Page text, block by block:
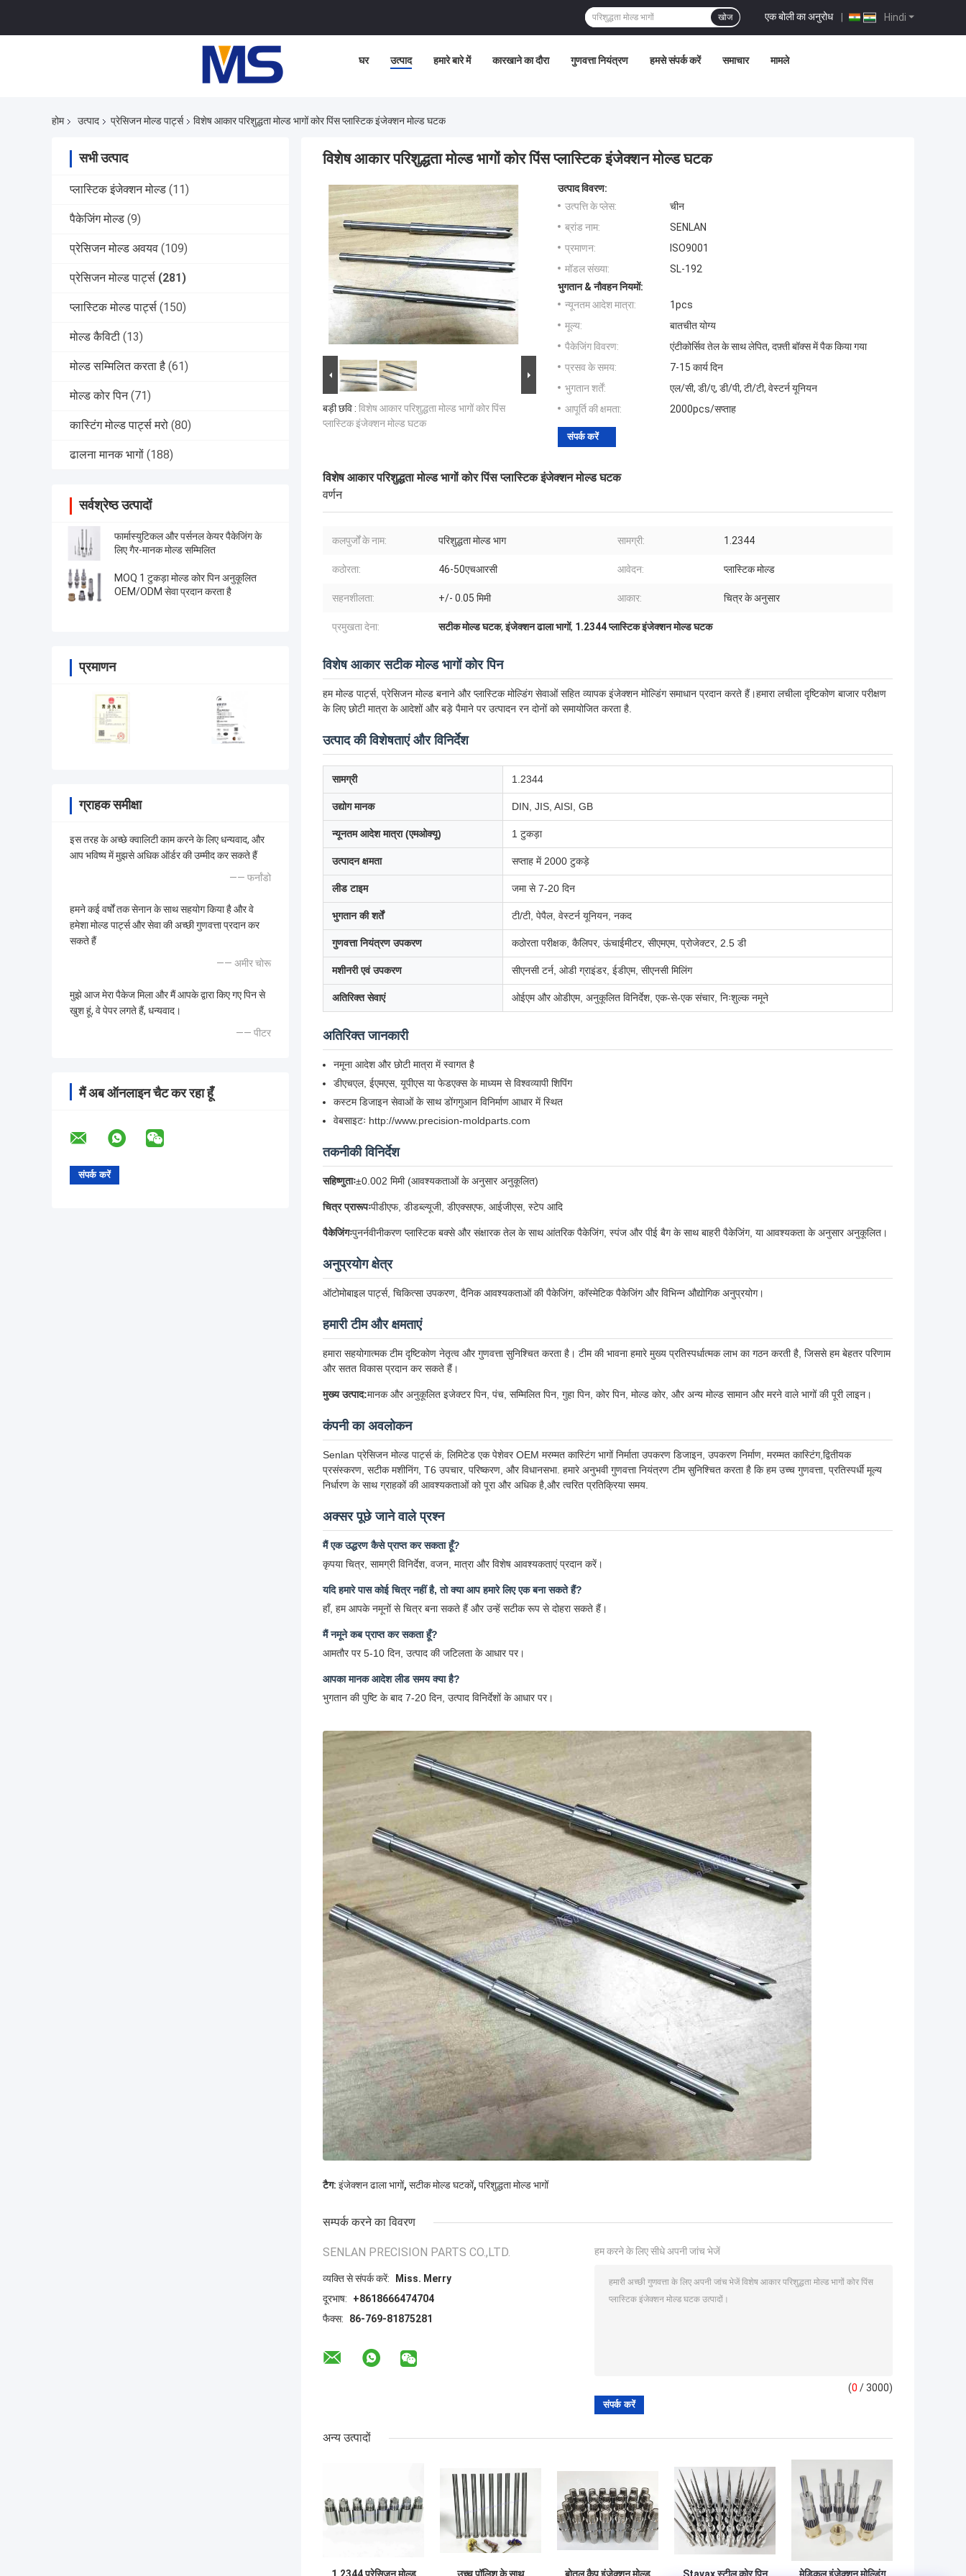
Hindi
एक बोली का अनुरोध |
खोज
घर उत्पाद हमारे बारे में कारखाने का दौरा गुणवत्ता नियंत्रण हमसे संपर्क करें समाचार मामले
होम उत्पाद प्रेसिजन मोल्ड पार्ट्स विशेष आकार परिशुद्धता मोल्ड भागों कोर पिंस प्लास्टिक इंजेक्शन मोल्ड घटक
सभी उत्पाद
प्लास्टिक इंजेक्शन मोल्ड (11)
पैकेजिंग मोल्ड (9)
प्रेसिजन मोल्ड अवयव (109)
प्रेसिजन मोल्ड पार्ट्स (281)
प्लास्टिक मोल्ड पार्ट्स (150)
मोल्ड कैविटी (13)
मोल्ड सम्मिलित करता है (61)
मोल्ड कोर पिन (71)
कास्टिंग मोल्ड पार्ट्स मरो (80)
ढालना मानक भागों (188)
सर्वश्रेष्ठ उत्पादों
फार्मास्युटिकल और पर्सनल केयर पैकेजिंग के
लिए गैर-मानक मोल्ड सम्मिलित
MOQ 1 टुकड़ा मोल्ड कोर पिन अनुकूलित
OEM/ODM सेवा प्रदान करता है
प्रमाणन
ग्राहक समीक्षा
इस तरह के अच्छे क्वालिटी काम करने के लिए धन्यवाद, और
आप भविष्य में मुझसे अधिक ऑर्डर की उम्मीद कर सकते हैं
—— फर्नांडो
हमने कई वर्षों तक सेनान के साथ सहयोग किया है और वे
हमेशा मोल्ड पार्ट्स और सेवा की अच्छी गुणवत्ता प्रदान कर
सकते हैं
—— अमीर चोरू
मुझे आज मेरा पैकेज मिला और मैं आपके द्वारा किए गए पिन से
खुश हूं, वे पेपर लगते हैं, धन्यवाद।
—— पीटर
मैं अब ऑनलाइन चैट कर रहा हूँ
विशेष आकार परिशुद्धता मोल्ड भागों कोर पिंस प्लास्टिक इंजेक्शन मोल्ड घटक
बड़ी छवि : विशेष आकार परिशुद्धता मोल्ड भागों कोर पिंस
प्लास्टिक इंजेक्शन मोल्ड घटक
उत्पाद विवरण:
उत्पत्ति के प्लेस:
चीन
ब्रांड नाम:
SENLAN
प्रमाणन:
ISO9001
मॉडल संख्या:
SL-192
भुगतान & नौवहन नियमों:
न्यूनतम आदेश मात्रा:
1pcs
मूल्य:
बातचीत योग्य
पैकेजिंग विवरण:
एंटीकोर्सिव तेल के साथ लेपित, दफ़्ती बॉक्स में पैक किया गया
प्रसव के समय:
7-15 कार्य दिन
भुगतान शर्तें:
एल/सी, डी/ए, डी/पी, टी/टी, वेस्टर्न यूनियन
आपूर्ति की क्षमता:
2000pcs/सप्ताह
संपर्क करें
विशेष आकार परिशुद्धता मोल्ड भागों कोर पिंस प्लास्टिक इंजेक्शन मोल्ड घटक
वर्णन
कलपुर्जों के नाम: परिशुद्धता मोल्ड भाग सामग्री: 1.2344
कठोरता: 46-50एचआरसी आवेदन: प्लास्टिक मोल्ड
सहनशीलता: +/- 0.05 मिमी आकार: चित्र के अनुसार
प्रमुखता देना: सटीक मोल्ड घटक,इंजेक्शन ढाला भागों, 1.2344 प्लास्टिक इंजेक्शन मोल्ड घटक
विशेष आकार सटीक मोल्ड भागों कोर पिन
हम मोल्ड पार्ट्स, प्रेसिजन मोल्ड बनाने और प्लास्टिक मोल्डिंग सेवाओं सहित व्यापक इंजेक्शन मोल्डिंग समाधान प्रदान करते हैं।हमारा लचीला दृष्टिकोण बाजार परीक्षण
के लिए छोटी मात्रा के आदेशों और बड़े पैमाने पर उत्पादन रन दोनों को समायोजित करता है.
उत्पाद की विशेषताएं और विनिर्देश
सामग्री 1.2344
उद्योग मानक DIN, JIS, AISI, GB
न्यूनतम आदेश मात्रा (एमओक्यू) 1 टुकड़ा
उत्पादन क्षमता सप्ताह में 2000 टुकड़े
लीड टाइम जमा से 7-20 दिन
भुगतान की शर्तें टी/टी, पेपैल, वेस्टर्न यूनियन, नकद
गुणवत्ता नियंत्रण उपकरण कठोरता परीक्षक, कैलिपर, ऊंचाईमीटर, सीएमएम, प्रोजेक्टर, 2.5 डी
मशीनरी एवं उपकरण सीएनसी टर्न, ओडी ग्राइंडर, ईडीएम, सीएनसी मिलिंग
अतिरिक्त सेवाएं ओईएम और ओडीएम, अनुकूलित विनिर्देश, एक-से-एक संचार, निःशुल्क नमूने
अतिरिक्त जानकारी
नमूना आदेश और छोटी मात्रा में स्वागत है
डीएचएल, ईएमएस, यूपीएस या फेडएक्स के माध्यम से विश्वव्यापी शिपिंग
कस्टम डिजाइन सेवाओं के साथ डोंगगुआन विनिर्माण आधार में स्थित
वेबसाइटः http://www.precision-moldparts.com
तकनीकी विनिर्देश
सहिष्णुताः±0.002 मिमी (आवश्यकताओं के अनुसार अनुकूलित)
चित्र प्रारूपःपीडीएफ, डीडब्ल्यूजी, डीएक्सएफ, आईजीएस, स्टेप आदि
पैकेजिंगःपुनर्नवीनीकरण प्लास्टिक बक्से और संक्षारक तेल के साथ आंतरिक पैकेजिंग, स्पंज और पीई बैग के साथ बाहरी पैकेजिंग, या आवश्यकता के अनुसार अनुकूलित।
अनुप्रयोग क्षेत्र
ऑटोमोबाइल पार्ट्स, चिकित्सा उपकरण, दैनिक आवश्यकताओं की पैकेजिंग, कॉस्मेटिक पैकेजिंग और विभिन्न औद्योगिक अनुप्रयोग।
हमारी टीम और क्षमताएं
हमारा सहयोगात्मक टीम दृष्टिकोण नेतृत्व और गुणवत्ता सुनिश्चित करता है। टीम की भावना हमारे मुख्य प्रतिस्पर्धात्मक लाभ का गठन करती है, जिससे हम बेहतर परिणाम
और सतत विकास प्रदान कर सकते हैं।
मुख्य उत्पाद:मानक और अनुकूलित इजेक्टर पिन, पंच, सम्मिलित पिन, गुहा पिन, कोर पिन, मोल्ड कोर, और अन्य मोल्ड सामान और मरने वाले भागों की पूरी लाइन।
कंपनी का अवलोकन
Senlan प्रेसिजन मोल्ड पार्ट्स कं, लिमिटेड एक पेशेवर OEM मरम्मत कास्टिंग भागों निर्माता उपकरण डिजाइन, उपकरण निर्माण, मरम्मत कास्टिंग,द्वितीयक
प्रसंस्करण, सटीक मशीनिंग, T6 उपचार, परिष्करण, और विधानसभा. हमारे अनुभवी गुणवत्ता नियंत्रण टीम सुनिश्चित करता है कि हम उच्च गुणवत्ता, प्रतिस्पर्धी मूल्य
निर्धारण के साथ ग्राहकों की आवश्यकताओं को पूरा और अधिक है,और त्वरित प्रतिक्रिया समय.
अक्सर पूछे जाने वाले प्रश्न
मैं एक उद्धरण कैसे प्राप्त कर सकता हूँ?
कृपया चित्र, सामग्री विनिर्देश, वजन, मात्रा और विशेष आवश्यकताएं प्रदान करें।
यदि हमारे पास कोई चित्र नहीं है, तो क्या आप हमारे लिए एक बना सकते हैं?
हाँ, हम आपके नमूनों से चित्र बना सकते हैं और उन्हें सटीक रूप से दोहरा सकते हैं।
मैं नमूने कब प्राप्त कर सकता हूँ?
आमतौर पर 5-10 दिन, उत्पाद की जटिलता के आधार पर।
आपका मानक आदेश लीड समय क्या है?
भुगतान की पुष्टि के बाद 7-20 दिन, उत्पाद विनिर्देशों के आधार पर।
टैग: इंजेक्शन ढाला भागों, सटीक मोल्ड घटकों, परिशुद्धता मोल्ड भागों
सम्पर्क करने का विवरण
SENLAN PRECISION PARTS CO.,LTD.
व्यक्ति से संपर्क करें:
Miss. Merry
दूरभाष:
+8618666474704
फैक्स:
86-769-81875281
हम करने के लिए सीधे अपनी जांच भेजें
(0 / 3000)
अन्य उत्पादों